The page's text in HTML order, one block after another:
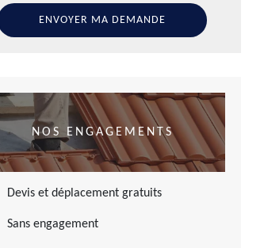
NOS ENGAGEMENTS
Devis et déplacement gratuits
Sans engagement